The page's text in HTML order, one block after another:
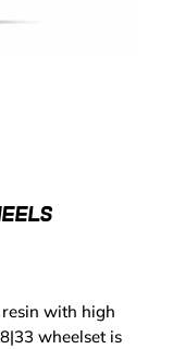
with high
wheelset is